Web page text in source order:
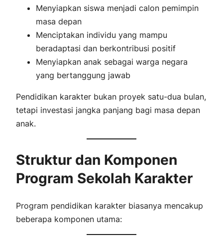
Menyiapkan siswa menjadi calon pemimpin
masa depan
Menciptakan individu yang mampu
beradaptasi dan berkontribusi positif
Menyiapkan anak sebagai warga negara
yang bertanggung jawab
Pendidikan karakter bukan proyek satu-dua bulan,
tetapi investasi jangka panjang bagi masa depan
anak.
Struktur dan Komponen
Program Sekolah Karakter
Program pendidikan karakter biasanya mencakup
beberapa komponen utama: